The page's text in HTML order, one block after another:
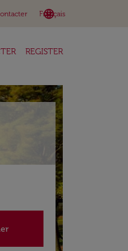
language
Français
keyboard_arrow_down
REGISTER